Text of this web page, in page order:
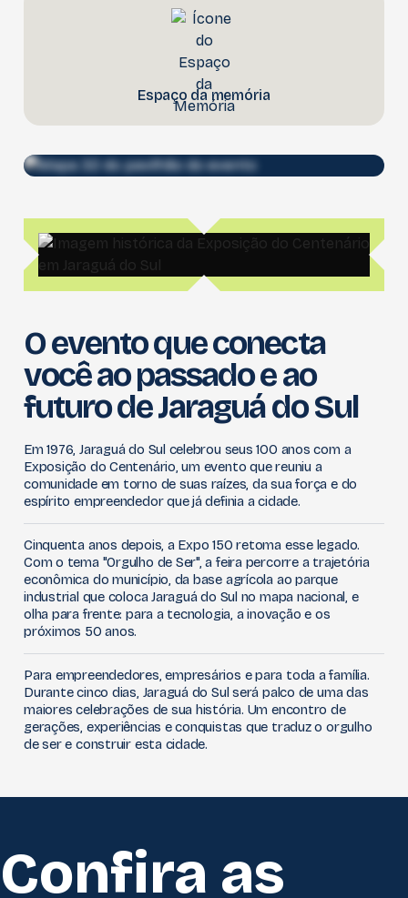
Espaço da memória
Mapa do Evento
O evento que conecta
você ao passado e ao
futuro de Jaraguá do Sul
Em 1976, Jaraguá do Sul celebrou seus 100 anos com a
Exposição do Centenário, um evento que reuniu a
comunidade em torno de suas raízes, da sua força e do
espírito empreendedor que já definia a cidade.
Cinquenta anos depois, a Expo 150 retoma esse legado.
Com o tema "Orgulho de Ser", a feira percorre a trajetória
econômica do município, da base agrícola ao parque
industrial que coloca Jaraguá do Sul no mapa nacional, e
olha para frente: para a tecnologia, a inovação e os
próximos 50 anos.
Para empreendedores, empresários e para toda a família.
Durante cinco dias, Jaraguá do Sul será palco de uma das
maiores celebrações de sua história. Um encontro de
gerações, experiências e conquistas que traduz o orgulho
de ser e construir esta cidade.
Confira as